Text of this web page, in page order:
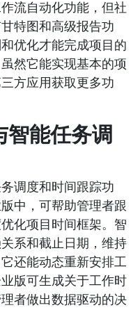
流自动化功能，但社
特图和高级报告功
优化才能完成项目的
然它能实现基本的项
方应用获取更多功
智能任务调
调度和时间跟踪功
中，可帮助管理者跟
化项目时间框架。智
系和截止日期，维持
还能动态重新安排工
版可生成关于工作时
者做出数据驱动的决